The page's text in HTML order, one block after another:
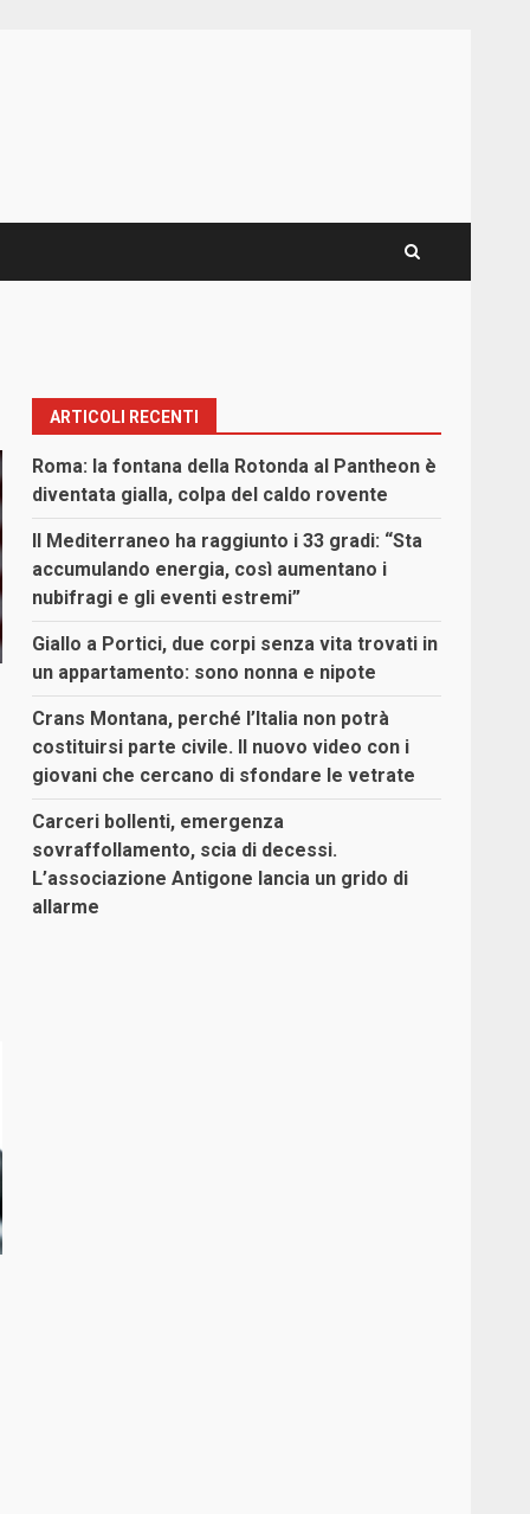
ARTICOLI RECENTI
Roma: la fontana della Rotonda al Pantheon è
diventata gialla, colpa del caldo rovente
Il Mediterraneo ha raggiunto i 33 gradi: “Sta
accumulando energia, così aumentano i
nubifragi e gli eventi estremi”
Giallo a Portici, due corpi senza vita trovati in
un appartamento: sono nonna e nipote
Crans Montana, perché l’Italia non potrà
costituirsi parte civile. Il nuovo video con i
giovani che cercano di sfondare le vetrate
Carceri bollenti, emergenza
sovraffollamento, scia di decessi.
L’associazione Antigone lancia un grido di
allarme